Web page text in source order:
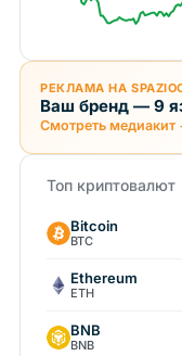
РЕКЛАМА НА
Ваш бренд — 9
Смотреть медиакит
Топ криптовалют
Bitcoin
BTC
Ethereum
ETH
BNB
BNB